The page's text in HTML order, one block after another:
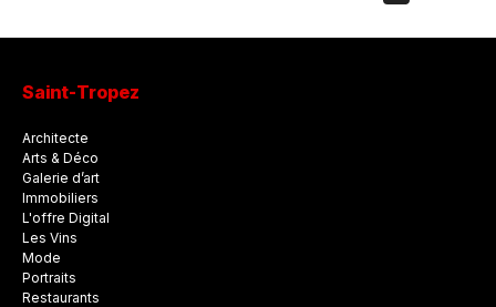
Saint-Tropez
Architecte
Arts & Déco
Galerie d’art
Immobiliers
L'offre Digital
Les Vins
Mode
Portraits
Restaurants